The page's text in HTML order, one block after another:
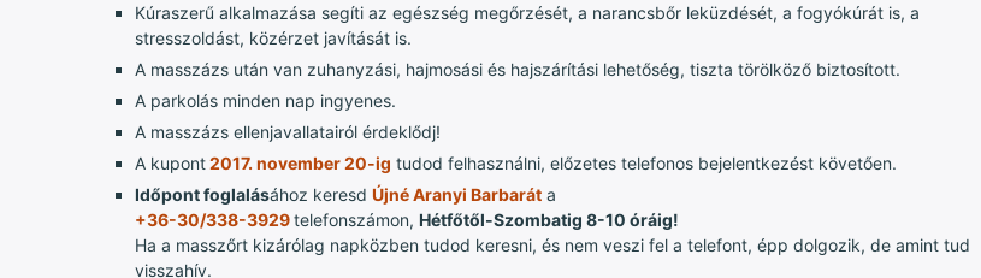
Kúraszerű alkalmazása segíti az egészség megőrzését, a narancsbőr leküzdését, a fogyókúrát is, a
stresszoldást, közérzet javítását is.
A masszázs után van zuhanyzási, hajmosási és hajszárítási lehetőség, tiszta törölköző biztosított.
A parkolás minden nap ingyenes.
A masszázs ellenjavallatairól érdeklődj!
A kupont2017. november 20-ig tudod felhasználni, előzetes telefonos bejelentkezést követően.
Időpont foglalásához keresd Újné Aranyi Barbarát a
+36-30/338-3929telefonszámon, Hétfőtől-Szombatig 8-10 óráig!
Ha a masszőrt kizárólag napközben tudod keresni, és nem veszi fel a telefont, épp dolgozik, de amint tud
visszahív.